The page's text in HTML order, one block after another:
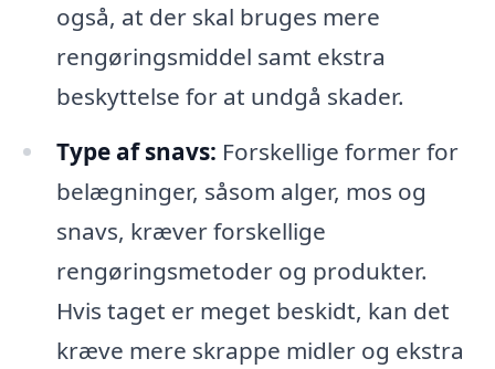
også, at der skal bruges mere
rengøringsmiddel samt ekstra
beskyttelse for at undgå skader.
Type af snavs: Forskellige former for
belægninger, såsom alger, mos og
snavs, kræver forskellige
rengøringsmetoder og produkter.
Hvis taget er meget beskidt, kan det
kræve mere skrappe midler og ekstra